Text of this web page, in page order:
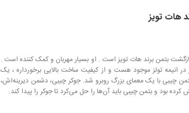
هات تویز
بتمن برند هات تویز است . او بسیار مهربان و کمک کننده است .
در انیمه تولز موجود هست و از کیفیت ساخت بالایی برخورداره ، یک
چیبی با یک معمای بزرگ روبرو شد. جوکر چیبی، دشمن دیرینه‌اش،
بود و بتمن چیبی باید آن‌ها را حل می‌کرد تا جوکر را پیدا کند.